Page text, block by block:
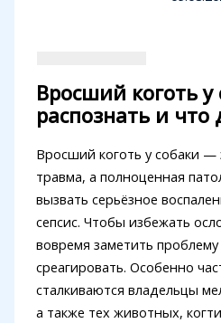
Вросший коготь у
распознать и что
Вросший коготь у собаки —
травма, а полноценная
вызвать серьёзное
сепсис. Чтобы избежать
вовремя заметить
среагировать. Особенно
сталкиваются владельцы
а также тех животных,